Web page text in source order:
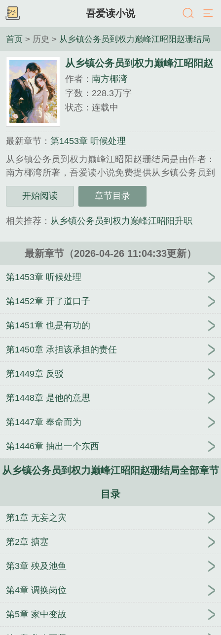
吾爱读小说
首页 > 历史 > 从乡镇公务员到权力巅峰江昭阳赵珊结局
从乡镇公务员到权力巅峰江昭阳赵
珊结局
作者： 南方椰湾
字数：228.3万字
状态：连载中
最新章节： 第1453章 听候处理
从乡镇公务员到权力巅峰江昭阳赵珊结局是由作者：
南方椰湾所著，吾爱读小说免费提供从乡镇公务员到
权力巅峰江昭阳赵珊结局全文在线阅读。
三秒记住本站：吾爱读小说 网址：www.52dxs.cc...
椰湾精心创作的历史类小说。
开始阅读 章节目录
相关推荐： 从乡镇公务员到权力巅峰江昭阳升职
最新章节（2026-04-26 11:04:33更新）
第1453章 听候处理
第1452章 开了道口子
第1451章 也是有功的
第1450章 承担该承担的责任
第1449章 反驳
第1448章 是他的意思
第1447章 奉命而为
第1446章 抽出一个东西
从乡镇公务员到权力巅峰江昭阳赵珊结局全部章节
目录
第1章 无妄之灾
第2章 搪塞
第3章 殃及池鱼
第4章 调换岗位
第5章 家中变故